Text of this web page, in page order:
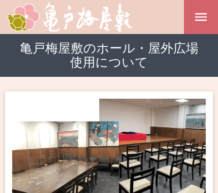
亀戸梅屋敷のホール・屋外広場
使用について